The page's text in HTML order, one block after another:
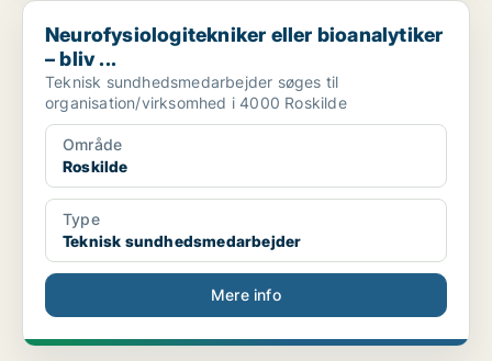
Neurofysiologitekniker eller bioanalytiker – bliv ...
Neurofysiologitekniker eller bioanalytiker
– bliv ...
Teknisk sundhedsmedarbejder søges til
organisation/virksomhed i 4000 Roskilde
Område
Roskilde
Type
Teknisk sundhedsmedarbejder
Mere info